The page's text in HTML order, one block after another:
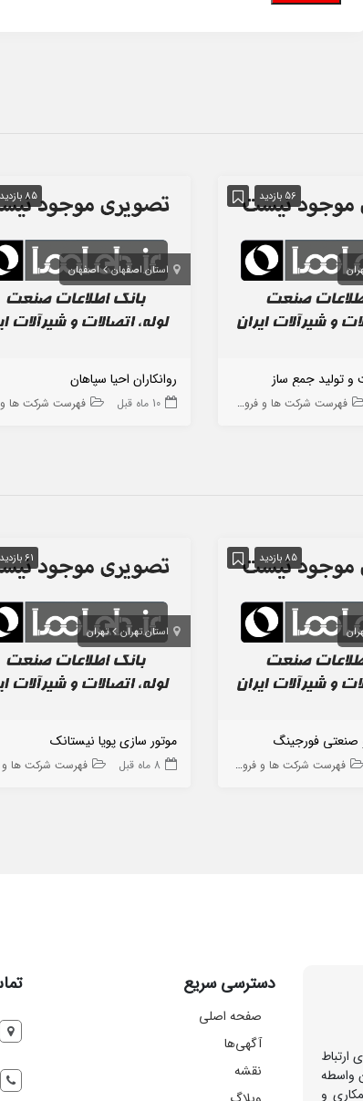
56 بازدید
تولید جمع ساز
فهرست شرکت ها و فروشگاه ها
85 بازدید
استان اصفهان اصفهان
روانکاران احیا سپاهان
10 ماه قبل فهرست شرکت ها و
85 بازدید
صنعتی فورجینگ
فهرست شرکت ها و فروشگاه ها
61 بازدید
استان تهران تهران
موتور سازی پویا نیستانک
8 ماه قبل فهرست شرکت ها و
ارتباط
واسطه
و
دسترسی سریع
صفحه اصلی
آگهی‌ها
نقشه